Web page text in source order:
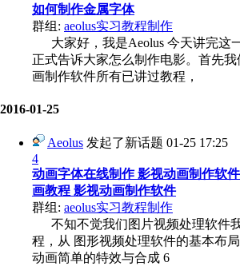
如何制作金属字体
群组: aeolus实习教程制作
大家好，我是Aeolus 今天讲完这
正式告诉大家怎么制作电影。首先
画制作软件所有已讲过教程，
2016-01-25
Aeolus 发起了新话题 01-25 17:25
4
动画字体在线制作 影视动画制作软
画教程 影视动画制作软件
群组: aeolus实习教程制作
不知不觉我们图片视频处理软件
程，从 图形视频处理软件的基本布
动画简单的特效与合成 6